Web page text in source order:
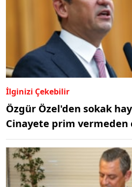
İlginizi Çekebilir
Özgür Özel'den sokak
Cinayete prim vermeden